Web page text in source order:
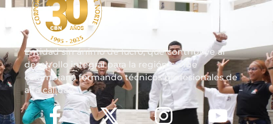
Entidad sin ánimo de lucro, que contribuye al
desarrollo integral para la región caribe
colombiana formando técnicos profesionales de
alta calidad.